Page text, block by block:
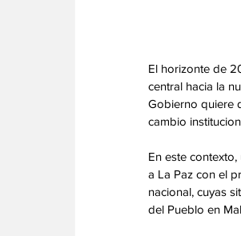
El horizonte de
central hacia la
Gobierno quiere
cambio
En este
a La Paz con el
nacional, cuyas
del Pueblo en